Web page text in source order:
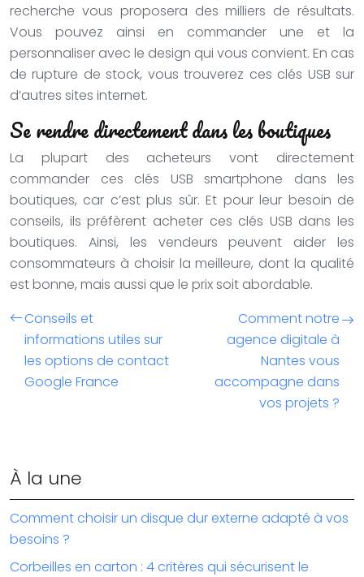
recherche vous proposera des milliers de résultats.
Vous pouvez ainsi en commander une et la
personnaliser avec le design qui vous convient. En cas
de rupture de stock, vous trouverez ces clés USB sur
d’autres sites internet.
Se rendre directement dans les boutiques
La plupart des acheteurs vont directement
commander ces clés USB smartphone dans les
boutiques, car c’est plus sûr. Et pour leur besoin de
conseils, ils préfèrent acheter ces clés USB dans les
boutiques. Ainsi, les vendeurs peuvent aider les
consommateurs à choisir la meilleure, dont la qualité
est bonne, mais aussi que le prix soit abordable.
Conseils et
informations utiles sur
les options de contact
Google France
Comment notre
agence digitale à
Nantes vous
accompagne dans
vos projets ?
À la une
Comment choisir un disque dur externe adapté à vos
besoins ?
Corbeilles en carton : 4 critères qui sécurisent le